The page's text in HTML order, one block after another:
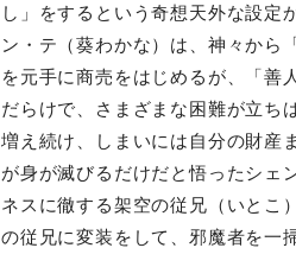
し」をするという奇想天外な設定
ン・テ（葵わかな）は、神々から
を元手に商売をはじめるが、「善
だらけで、さまざまな困難が立ち
増え続け、しまいには自分の財産
が身が滅びるだけだと悟ったシェ
ネスに徹する架空の従兄（いとこ
の従兄に変装をして、邪魔者を一